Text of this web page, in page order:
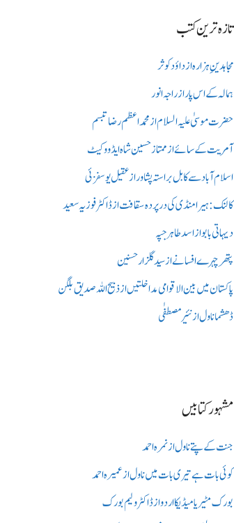
تازہ ترین کتب
مجاہدینِ ہزارہ از داؤد کوثر
ہمالہ کے اس پار از راجہ انور
حضرت موسیٰ علیہ السلام از محمد اعظم رضا تبسم
آمریت کے سائے از ممتاز حسین شاہ ایڈووکیٹ
اسلام آباد سے کابل براستہ پشاور از عقیل یوسفزئی
کالنک: ہیرا منڈی کی در پردہ سقافت از ڈاکٹر فوزیہ سعید
دیہاتی بابو از اسد طاہر جپہ
پتھر چہرے افسانے از سید گلزار حسنین
پاکستان میں بین الاقوامی مداخلتیں از ذبیح اللہ صدیق بلگن
ڈھشما ناول از نئیر مصطفٰی
مشہور کتابیں
جنت کے پتے ناول از نمرہ احمد
کوئی بات ہے تیری بات میں ناول از عمیرہ احمد
بورک مٹیریا میڈیکااردو از ڈاکٹر ولیم بورک